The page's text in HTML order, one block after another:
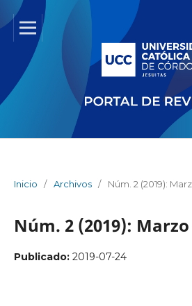
Inicio / Archivos / Núm. 2 (2019):
Núm. 2 (2019):
Publicado: 2019-07-24